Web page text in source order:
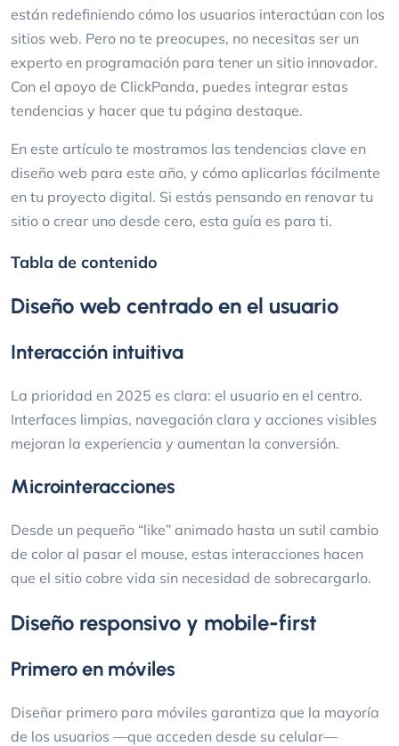
están redefiniendo cómo los usuarios interactúan con los
sitios web. Pero no te preocupes, no necesitas ser un
experto en programación para tener un sitio innovador.
Con el apoyo de ClickPanda, puedes integrar estas
tendencias y hacer que tu página destaque.
En este artículo te mostramos las tendencias clave en
diseño web para este año, y cómo aplicarlas fácilmente
en tu proyecto digital. Si estás pensando en renovar tu
sitio o crear uno desde cero, esta guía es para ti.
Tabla de contenido
Diseño web centrado en el usuario
Interacción intuitiva
La prioridad en 2025 es clara: el usuario en el centro.
Interfaces limpias, navegación clara y acciones visibles
mejoran la experiencia y aumentan la conversión.
Microinteracciones
Desde un pequeño “like” animado hasta un sutil cambio
de color al pasar el mouse, estas interacciones hacen
que el sitio cobre vida sin necesidad de sobrecargarlo.
Diseño responsivo y mobile-first
Primero en móviles
Diseñar primero para móviles garantiza que la mayoría
de los usuarios —que acceden desde su celular—